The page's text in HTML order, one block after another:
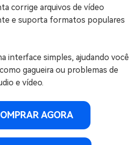
corrige arquivos de vídeo
e suporta formatos populares
interface simples, ajudando você
gagueira ou problemas de
e vídeo.
AGORA